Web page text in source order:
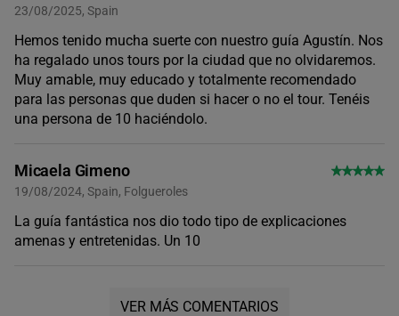
23/08/2025, Spain
Hemos tenido mucha suerte con nuestro guía Agustín. Nos
ha regalado unos tours por la ciudad que no olvidaremos.
Muy amable, muy educado y totalmente recomendado
para las personas que duden si hacer o no el tour. Tenéis
una persona de 10 haciéndolo.
Micaela Gimeno
19/08/2024, Spain, Folgueroles
La guía fantástica nos dio todo tipo de explicaciones
amenas y entretenidas. Un 10
VER MÁS COMENTARIOS